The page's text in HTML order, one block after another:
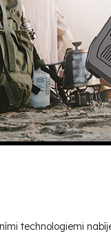
technologiemi